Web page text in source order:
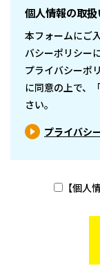
個人情報の取扱
本フォームにご
バシーポリシー
プライバシーポ
に同意の上で、
さい。
プライバシ
【個人